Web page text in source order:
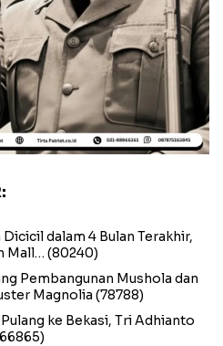
dalam 4 Bulan Terakhir,
Mall… (80240)
Pembangunan Mushola dan
Magnolia (78788)
ke Bekasi, Tri Adhianto